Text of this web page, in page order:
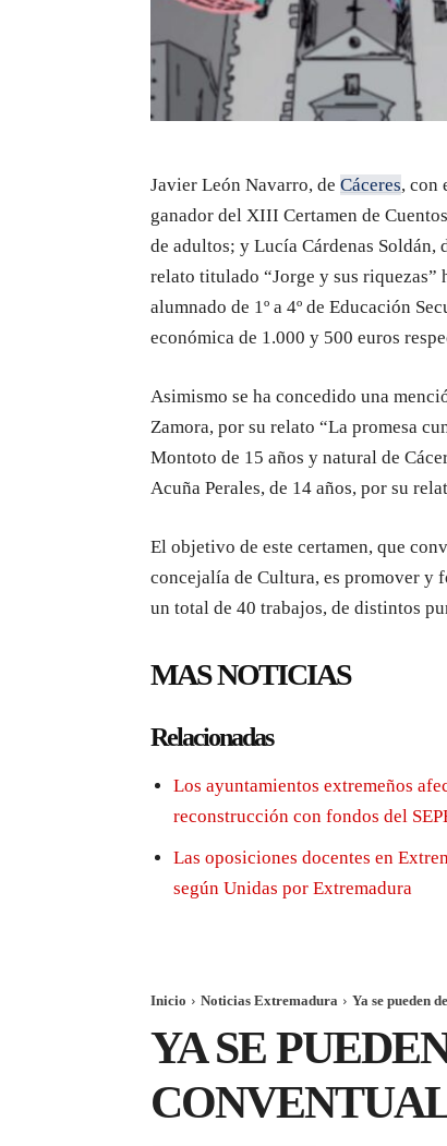
Javier León Navarro, de Cáceres, con
ganador del XIII Certamen de
de adultos; y Lucía Cárdenas Soldán,
relato titulado “Jorge y sus
alumnado de 1º a 4º de Educación
económica de 1.000 y 500 euros
Asimismo se ha concedido una
Zamora, por su relato “La promesa
Montoto de 15 años y natural de
Acuña Perales, de 14 años, por su
El objetivo de este certamen, que
concejalía de Cultura, es promover y
un total de 40 trabajos, de distintos
MAS NOTICIAS
Relacionadas
Los ayuntamientos extremeños
reconstrucción con fondos del
Las oposiciones docentes en
según Unidas por Extremadura